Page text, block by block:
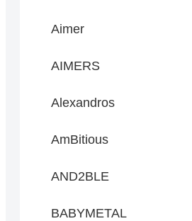
Aimer
AIMERS
Alexandros
AmBitious
AND2BLE
BABYMETAL